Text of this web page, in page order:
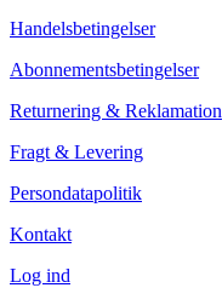
Handelsbetingelser
Abonnementsbetingelser
Returnering & Reklamation
Fragt & Levering
Persondatapolitik
Kontakt
Log ind